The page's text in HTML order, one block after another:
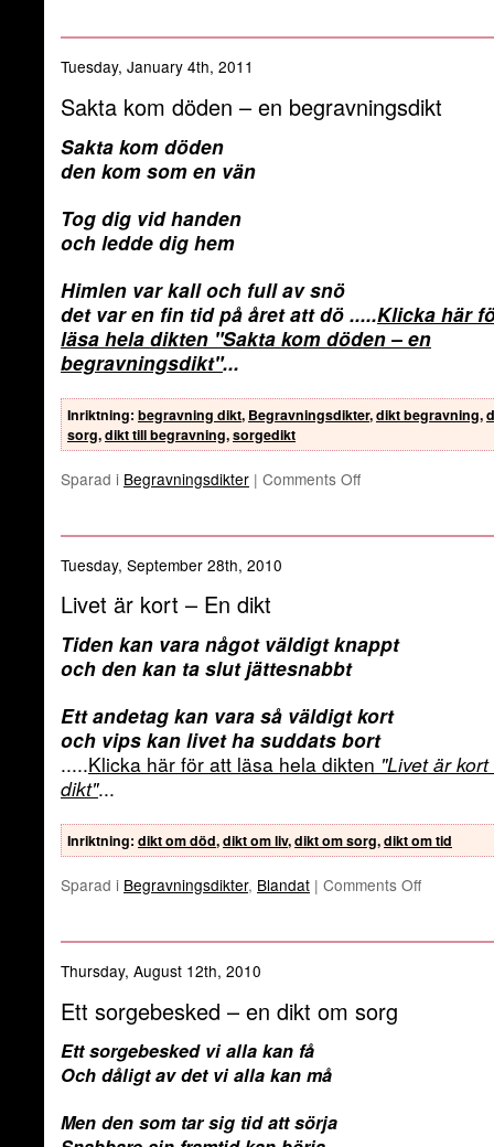
Tuesday, January 4th, 2011
Sakta kom döden – en begravningsdikt
Sakta kom döden
den kom som en vän
Tog dig vid handen
och ledde dig hem
Himlen var kall och full av snö
det var en fin tid på året att dö .....Klicka här
läsa hela dikten "Sakta kom döden – en
begravningsdikt"...
Inriktning: begravning dikt, Begravningsdikter,dikt begravning,
sorg,dikt till begravning,sorgedikt
Sparad i Begravningsdikter | Comments Off
Tuesday, September 28th, 2010
Livet är kort – En dikt
Tiden kan vara något väldigt knappt
och den kan ta slut jättesnabbt
Ett andetag kan vara så väldigt kort
och vips kan livet ha suddats bort
.....Klicka här för att läsa hela dikten "Livet är
dikt"...
Inriktning: dikt om död,dikt om liv,dikt om sorg,dikt om tid
Sparad i Begravningsdikter, Blandat | Comments Off
Thursday, August 12th, 2010
Ett sorgebesked – en dikt om sorg
Ett sorgebesked vi alla kan få
Och dåligt av det vi alla kan må
Men den som tar sig tid att sörja